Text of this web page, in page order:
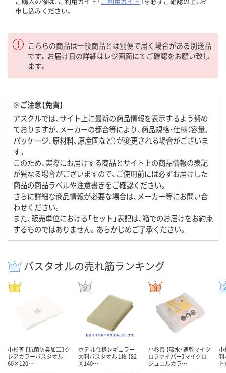
申し込みください。
こちらの商品は一般商品とは別便で届く場合がある別送品
です。お届け日の詳細はレジ画面にてご確認をお願い致し
ます。
※ご注意【免責】
アスクルでは、サイト上に最新の商品情報を表示するよう努め
ておりますが、メーカーの都合等により、商品規格・仕様（容量、
パッケージ、原材料、原産国など）が変更される場合がございま
す。
このため、実際にお届けする商品とサイト上の商品情報の表記
が異なる場合がございますので、ご使用前には必ずお届けした
商品の商品ラベルや注意書きをご確認ください。
さらに詳細な商品情報が必要な場合は、メーカー等にお問い合
わせください。
また、販売単位における「セット」表記は、箱でのお届けをお約束
するものではありません。あらかじめご了承ください。
バスタオルの売れ筋ランキング
小杉善 【抗菌防臭加工】ク
レアカラーバスタオル
60×120…
ホテ ル仕様レギュラー
大判バスタオル 1枚 【82
Ｘ140…
小杉善 【吸水・速乾マイク
ロファイバー】マイクロ
ジュエルカラ…
小
判